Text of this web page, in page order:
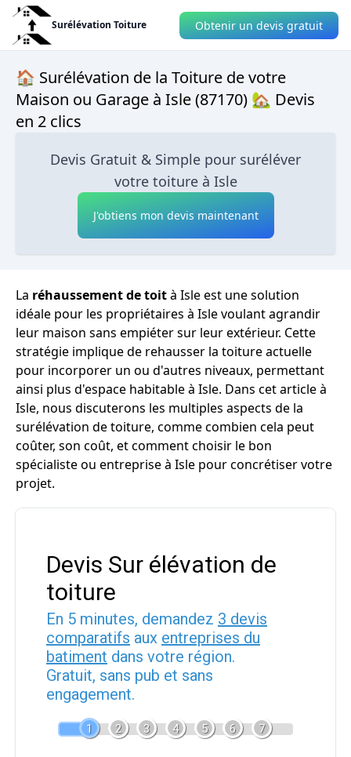
Surélévation Toiture Obtenir un devis gratuit
🏠 Surélévation de la Toiture de votre
Maison ou Garage à Isle (87170) 🏡 Devis
en 2 clics
Devis Gratuit & Simple pour suréléver
votre toiture à Isle
J'obtiens mon devis maintenant
La réhaussement de toità Isle est une solution
idéale pour les propriétaires à Isle voulant agrandir
leur maison sans empiéter sur leur extérieur. Cette
stratégie implique de rehausser la toiture actuelle
pour incorporer un ou d'autres niveaux, permettant
ainsi plus d'espace habitable à Isle. Dans cet article à
Isle, nous discuterons les multiples aspects de la
surélévation de toiture, comme combien cela peut
coûter, son coût, et comment choisir le bon
spécialiste ou entreprise à Isle pour concrétiser votre
projet.
Devis Sur élévation de
toiture
En 5 minutes, demandez 3 devis
comparatifs aux entreprises du
batiment dans votre région.
Gratuit, sans pub et sans
engagement.
1 2 3 4 5 6 7